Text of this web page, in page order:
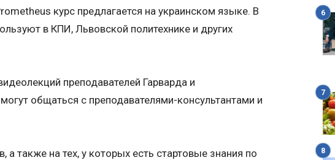
курс предлагается на украинском языке. В
в КПИ, Львовской политехнике и других
преподавателей Гарварда и
общаться с преподавателями-консультантами и
а также на тех, у которых есть стартовые знания по